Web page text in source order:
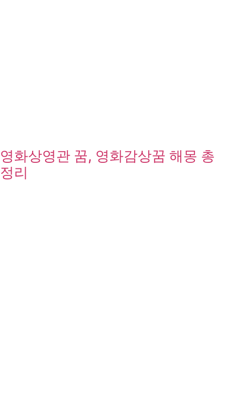
영화상영관 꿈, 영화감상꿈 해몽 총
정리